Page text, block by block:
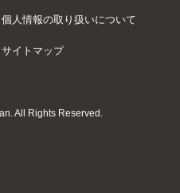
個人情報の取り扱いについて
サイトマップ
All Rights Reserved.